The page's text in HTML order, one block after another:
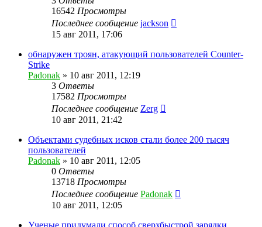
16542 Просмотры
Последнее сообщение jackson
15 авг 2011, 17:06
обнаружен троян, атакующий пользователей Counter-
Strike
Padonak » 10 авг 2011, 12:19
3 Ответы
17582 Просмотры
Последнее сообщение Zerg
10 авг 2011, 21:42
Объектами судебных исков стали более 200 тысяч
пользователей
Padonak » 10 авг 2011, 12:05
0 Ответы
13718 Просмотры
Последнее сообщение Padonak
10 авг 2011, 12:05
Ученые придумали способ сверхбыстрой зарядки